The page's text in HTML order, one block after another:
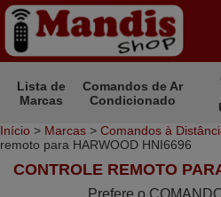
Lista de
Marcas
Comandos de Ar
Condicionado
Início > Marcas > Comandos à
remoto para HARWOOD HNI6696
CONTROLE REMOTO
Prefere o